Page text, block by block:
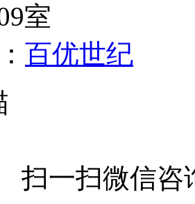
室
百优世纪
扫一扫微信咨